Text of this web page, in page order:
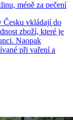
méně za pečení
Česku vkládají do
zboží, které je
Naopak
při vaření a